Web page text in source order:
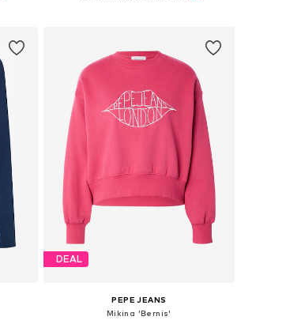
DEAL
PEPE JEANS
Mikina 'Bernis'